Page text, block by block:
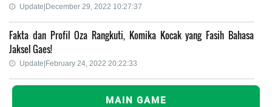
Update|December 29, 2022 10:27:37
Fakta dan Profil Oza Rangkuti, Komika Kocak yang Fasih Bahasa
Jaksel Gaes!
Update|February 24, 2022 20:22:33
MAIN GAME